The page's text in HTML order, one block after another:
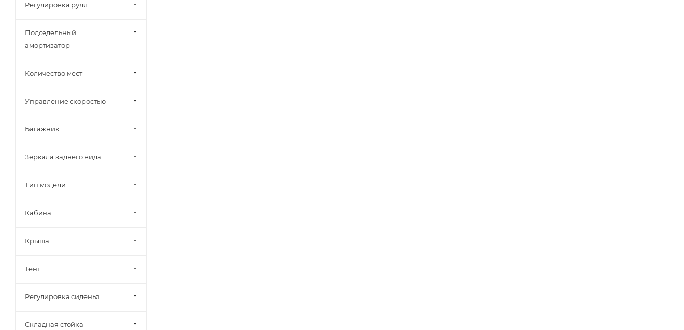
Регулировка руля
Подседельный
амортизатор
Количество мест
Управление скоростью
Багажник
Зеркала заднего вида
Тип модели
Кабина
Крыша
Тент
Регулировка сиденья
Складная стойка